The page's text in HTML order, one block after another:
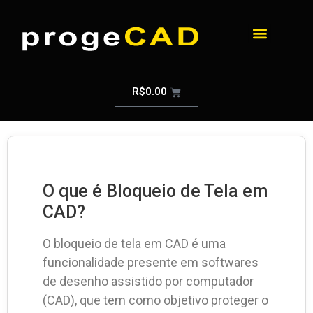
R$0.00
O que é Bloqueio de Tela em
CAD?
O bloqueio de tela em CAD é uma
funcionalidade presente em softwares
de desenho assistido por computador
(CAD), que tem como objetivo proteger o